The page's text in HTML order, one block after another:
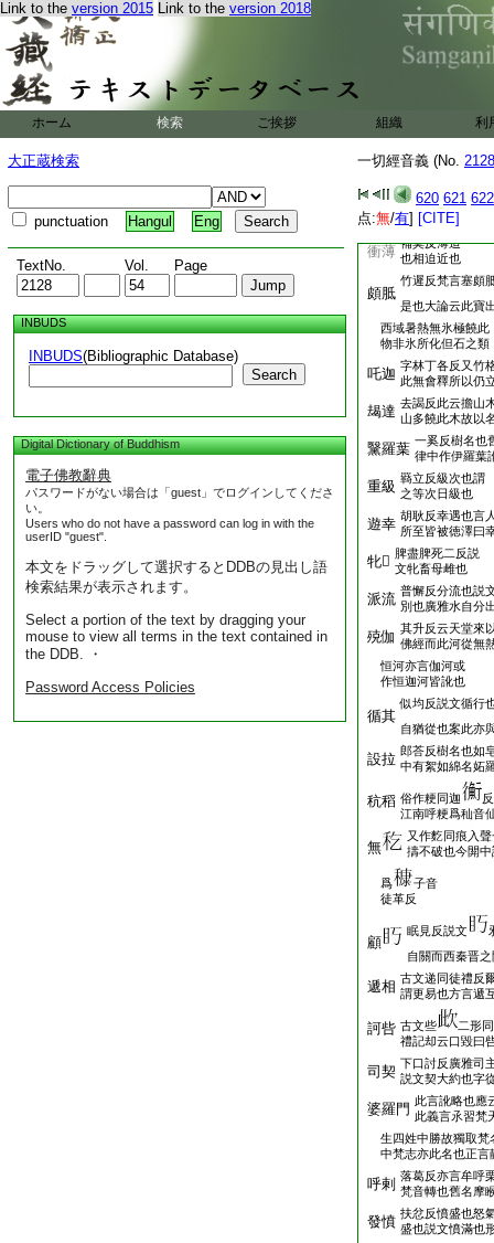
Link to the version 2015 Link to the version 2018
ホーム 検索 ご挨拶 組織 利
大正蔵検索
punctuation Hangul Eng
TextNo. Vol. Page
INBUDS
INBUDS(Bibliographic Database)
Search
Digital Dictionary of Buddhism
電子佛教辭典
パスワードがない場合は「guest」でログインしてくださ
い。
Users who do not have a password can log in with the
userID "guest".
本文をドラッグして選択するとDDBの見出し語
検索結果が表示されます。
Select a portion of the text by dragging your
mouse to view all terms in the text contained in
the DDB. ・
Password Access Policies
一切經音義 (No.
620 621 622
点:無/有] [CITE]
羊税反廣雅鋭利
文鋭
也言利如
古文乇同知格反
枯稿
苦道反槁木枯乾
激注
文水流疑邪
風飇 又作
同比遙
也回風從下土上
衝薄 補莫反薄迫
也相迫近也
頗胝
竹遲反梵言塞頗
是也大論云此寶
西域暑熱無氷極饒此
物非氷所化但石之類
吒迦 字林丁各反又竹
此無會釋所以仍
朅達 去謁反此云擔山
山多饒此木故以
黳羅葉 一奚反樹名也
律中作伊羅葉
重級 羇立反級次也謂
之等次日級也
遊幸 胡耿反幸遇也言
所至皆被徳澤曰
牝𤉢 脾盡脾死二反説
文牝畜母雌也
派流 普懈反分流也説
別也廣雅水自分
殑伽 其升反云天堂來
佛經而此河從無
恒河亦言伽河或
作恒迦河皆訛也
循其
似均反説文循行
自猶從也案此亦
設拉 郎荅反樹名也如
中有絮如綿名妬
秔稻 俗作粳同迦
江南呼粳爲秈音
無
又作麧同痕入
擣不破也今閞
爲
子音
徒革反
顧
眠見反説文
自關而西秦晋
遞相 古文递同徒禮反
謂更易也方言遞
訶呰 古文些
二形
禮記却云口毀曰
司契 下口討反廣雅司
説文契大約也字
婆羅門 此言訛略也應
此義言氶習梵
生四姓中勝故獨取梵
中梵志亦此名也正言
呼剌 落葛反亦言牟呼
梵音轉也舊名摩
發憤 扶忿反憤盛也怒
盛也説文憤滿也